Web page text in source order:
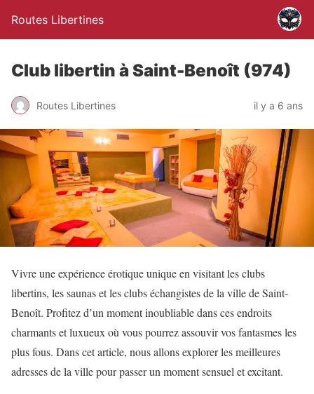
Routes Libertines
Club libertin à Saint-Benoît (974)
Routes Libertines il y a 6 ans
Vivre une expérience érotique unique en visitant les clubs
libertins, les saunas et les clubs échangistes de la ville de Saint-
Benoît. Profitez d’un moment inoubliable dans ces endroits
charmants et luxueux où vous pourrez assouvir vos fantasmes les
plus fous. Dans cet article, nous allons explorer les meilleures
adresses de la ville pour passer un moment sensuel et excitant.